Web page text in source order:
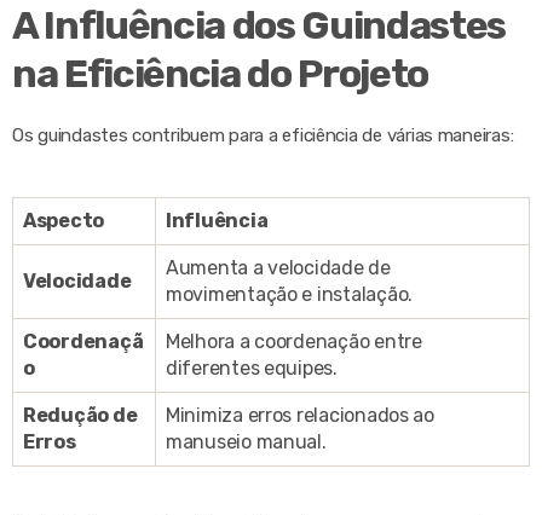
A Influência dos Guindastes
na Eficiência do Projeto
Os guindastes contribuem para a eficiência de várias maneiras:
Aspecto Influência
Velocidade
Aumenta a velocidade de
movimentação e instalação.
Coordenaçã
o
Melhora a coordenação entre
diferentes equipes.
Redução de
Erros
Minimiza erros relacionados ao
manuseio manual.